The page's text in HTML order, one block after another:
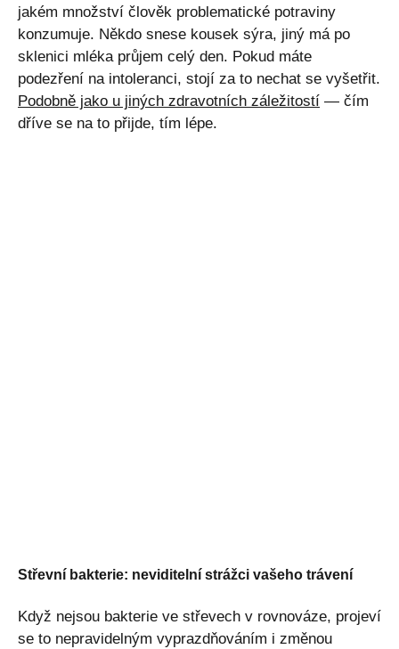
jakém množství člověk problematické potraviny
konzumuje. Někdo snese kousek sýra, jiný má po
sklenici mléka průjem celý den. Pokud máte
podezření na intoleranci, stojí za to nechat se vyšetřit.
Podobně jako u jiných zdravotních záležitostí — čím
dříve se na to přijde, tím lépe.
Střevní bakterie: neviditelní strážci vašeho trávení
Když nejsou bakterie ve střevech v rovnováze, projeví
se to nepravidelným vyprazdňováním i změnou